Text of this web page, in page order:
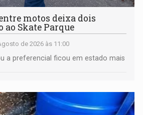
motos deixa dois
Skate Parque
de 2026 às 11:00
a preferencial ficou em estado mais